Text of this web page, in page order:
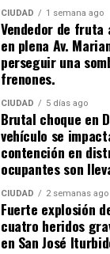
CIUDAD 1 semana ago
Vendedor de fruta
en plena Av.
perseguir una
frenones.
CIUDAD 5 días ago
Brutal choque en
vehículo se
contención en
ocupantes son
CIUDAD 2 semanas ago
​Fuerte explosión
cuatro heridos
en San José